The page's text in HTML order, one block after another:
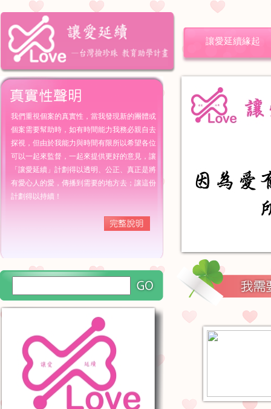
讓愛延續緣起
我們重視個案的真實性，當我發現新的團體或
個案需要幫助時，如有時間能力我務必親自去
探視，但由於我能力與時間有限所以希望各位
可以一起來監督，一起來提供更好的意見，讓
「讓愛延續」計劃得以透明、公正、真正是將
有愛心人的愛，傳播到需要的地方去；讓這份
計劃得以持續！